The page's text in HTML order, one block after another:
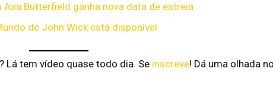
Butterfield ganha nova data de estreia
de John Wick está disponível
? Lá tem vídeo quase todo dia. Se inscreve! Dá uma olhada no